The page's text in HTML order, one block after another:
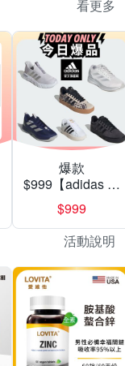
看更多
爆款
$999【adidas 愛
迪達】男/女 精選
運動鞋休閒鞋 任
選均一價
$999
活動說明